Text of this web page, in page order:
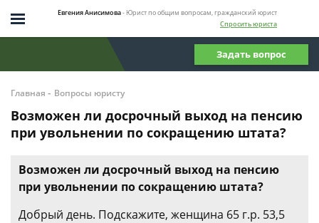
Евгения Анисимова- Юрист по общим вопросам, гражданский юрист
Спросить юриста
Задать вопрос
Главная - Вопросы юристу
Возможен ли досрочный выход на пенсию
при увольнении по сокращению штата?
Возможен ли досрочный выход на пенсию
при увольнении по сокращению штата?
Добрый день. Подскажите, женщина 65 г.р. 53,5